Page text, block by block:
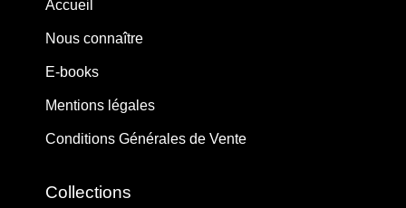
Accueil
Nous connaître
E-books
Mentions légales
Conditions Générales de Vente
Collections